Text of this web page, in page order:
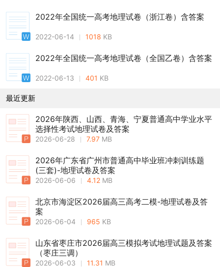
2022年全国统一高考地理试卷（浙江卷）含答案
2022-06-14 1018 KB
2022年全国统一高考地理试卷（全国乙卷）含答案
2022-06-13 401 KB
最近更新
2026年陕西、山西、青海、宁夏普通高中学业水平
选择性考试地理试卷及答案
2026-06-28 7.97 MB
2026年广东省广州市普通高中毕业班冲刺训练题
(三套)-地理试卷及答案
2026-06-06 4.12 MB
北京市海淀区2026届高三高考二模-地理试卷及答
案
2026-06-04 965 KB
山东省枣庄市2026届高三模拟考试地理试题及答案
（枣庄三调）
2026-06-03 11.31 MB